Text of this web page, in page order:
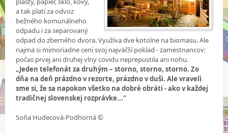
a tak platí za odvoz
bežného komunálneho
odpadu i za separovaný
odpad do zberného dvora. Využíva dve kotolne na biomasu. Ale
najmä si mimoriadne cení svoj najväčší poklad - zamestnancov;
počas prvej ani druhej vlny covidu neprepustila ani nohu.
„Jeden telefonát za druhým – storno, storno, storno. Zo
dňa na deň prázdno v rezorte, prázdno v duši. Ale vraveli
sme si, že sa napokon všetko na dobré obráti - ako v každej
tradičnej slovenskej rozprávke...“
Soňa Hudecová-Podhorná ©